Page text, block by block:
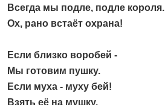
Всегда мы подле, подле короля.
Ох, рано встаёт охрана!
Если близко воробей -
Мы готовим пушку.
Если муха - муху бей!
Взять её на мушку.